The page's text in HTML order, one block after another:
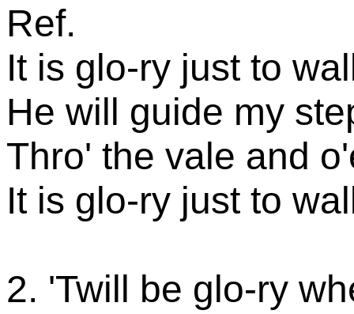
Ref.
It is glo-ry just to
He will guide my
Thro' the vale and
It is glo-ry just to
2. 'Twill be glo-ry